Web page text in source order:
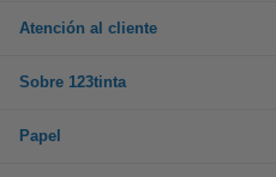
Atención al cliente
Sobre 123tinta
Papel